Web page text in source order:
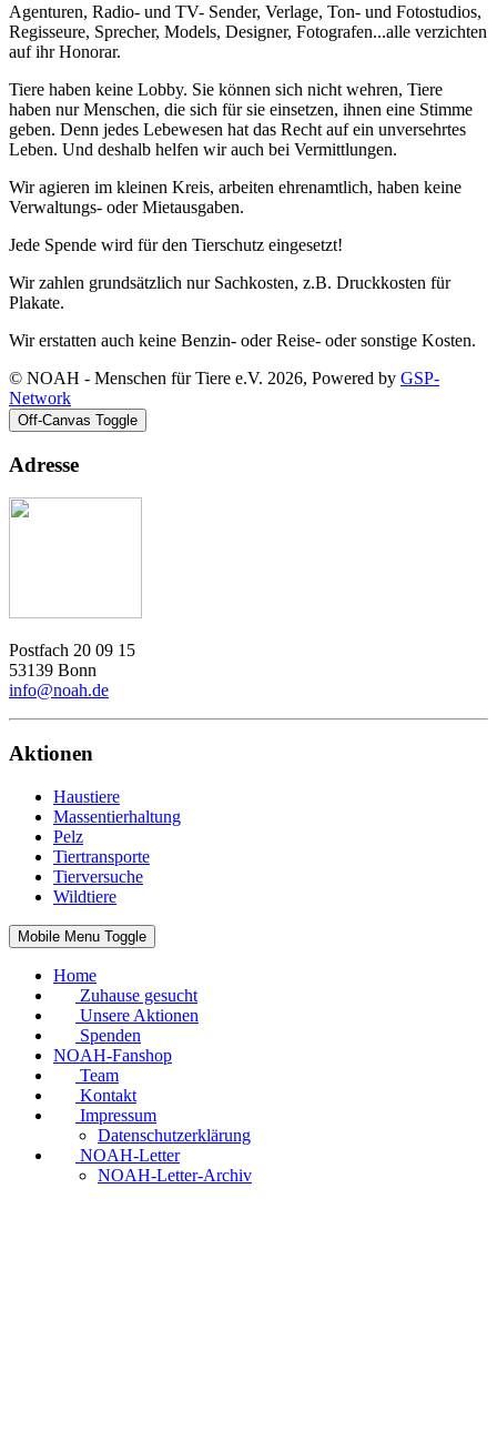
Agenturen, Radio- und TV- Sender, Verlage, Ton- und Fotostudios,
Regisseure, Sprecher, Models, Designer, Fotografen...alle verzichten
auf ihr Honorar.
Tiere haben keine Lobby. Sie können sich nicht wehren, Tiere
haben nur Menschen, die sich für sie einsetzen, ihnen eine Stimme
geben. Denn jedes Lebewesen hat das Recht auf ein unversehrtes
Leben. Und deshalb helfen wir auch bei Vermittlungen.
Wir agieren im kleinen Kreis, arbeiten ehrenamtlich, haben keine
Verwaltungs- oder Mietausgaben.
Jede Spende wird für den Tierschutz eingesetzt!
Wir zahlen grundsätzlich nur Sachkosten, z.B. Druckkosten für
Plakate.
Wir erstatten auch keine Benzin- oder Reise- oder sonstige Kosten.
© NOAH - Menschen für Tiere e.V. 2026, Powered by GSP-
Network
Off-Canvas Toggle
Adresse
Postfach 20 09 15
53139 Bonn
info@noah.de
Aktionen
Haustiere
Massentierhaltung
Pelz
Tiertransporte
Tierversuche
Wildtiere
Mobile Menu Toggle
Home
Zuhause gesucht
Unsere Aktionen
Spenden
NOAH-Fanshop
Team
Kontakt
Impressum
Datenschutzerklärung
NOAH-Letter
NOAH-Letter-Archiv